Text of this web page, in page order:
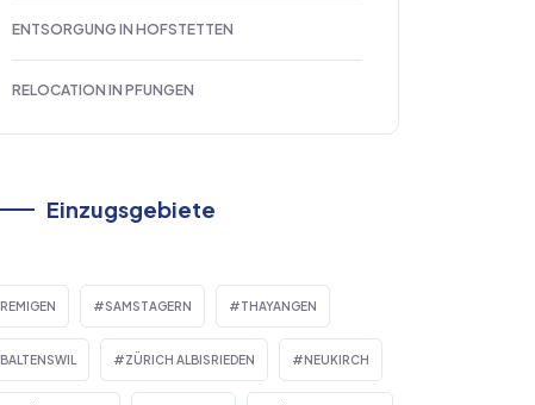
ENTSORGUNG IN HOFSTETTEN
RELOCATION IN PFUNGEN
Einzugsgebiete
REMIGEN SAMSTAGERN THAYANGEN
BALTENSWIL ZÜRICH ALBISRIEDEN NEUKIRCH